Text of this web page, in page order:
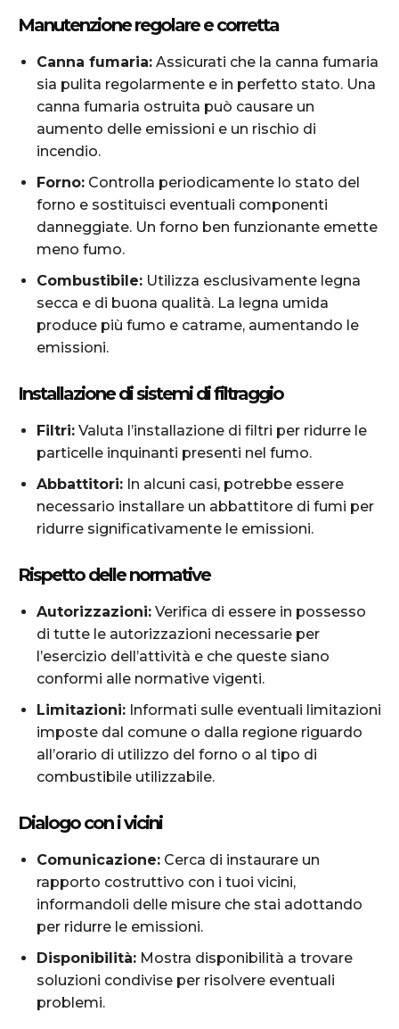
Manutenzione regolare e corretta
Canna fumaria: Assicurati che la canna fumaria
sia pulita regolarmente e in perfetto stato. Una
canna fumaria ostruita può causare un
aumento delle emissioni e un rischio di
incendio.
Forno: Controlla periodicamente lo stato del
forno e sostituisci eventuali componenti
danneggiate. Un forno ben funzionante emette
meno fumo.
Combustibile: Utilizza esclusivamente legna
secca e di buona qualità. La legna umida
produce più fumo e catrame, aumentando le
emissioni.
Installazione di sistemi di filtraggio
Filtri: Valuta l’installazione di filtri per ridurre le
particelle inquinanti presenti nel fumo.
Abbattitori: In alcuni casi, potrebbe essere
necessario installare un abbattitore di fumi per
ridurre significativamente le emissioni.
Rispetto delle normative
Autorizzazioni: Verifica di essere in possesso
di tutte le autorizzazioni necessarie per
l’esercizio dell’attività e che queste siano
conformi alle normative vigenti.
Limitazioni: Informati sulle eventuali limitazioni
imposte dal comune o dalla regione riguardo
all’orario di utilizzo del forno o al tipo di
combustibile utilizzabile.
Dialogo con i vicini
Comunicazione: Cerca di instaurare un
rapporto costruttivo con i tuoi vicini,
informandoli delle misure che stai adottando
per ridurre le emissioni.
Disponibilità: Mostra disponibilità a trovare
soluzioni condivise per risolvere eventuali
problemi.